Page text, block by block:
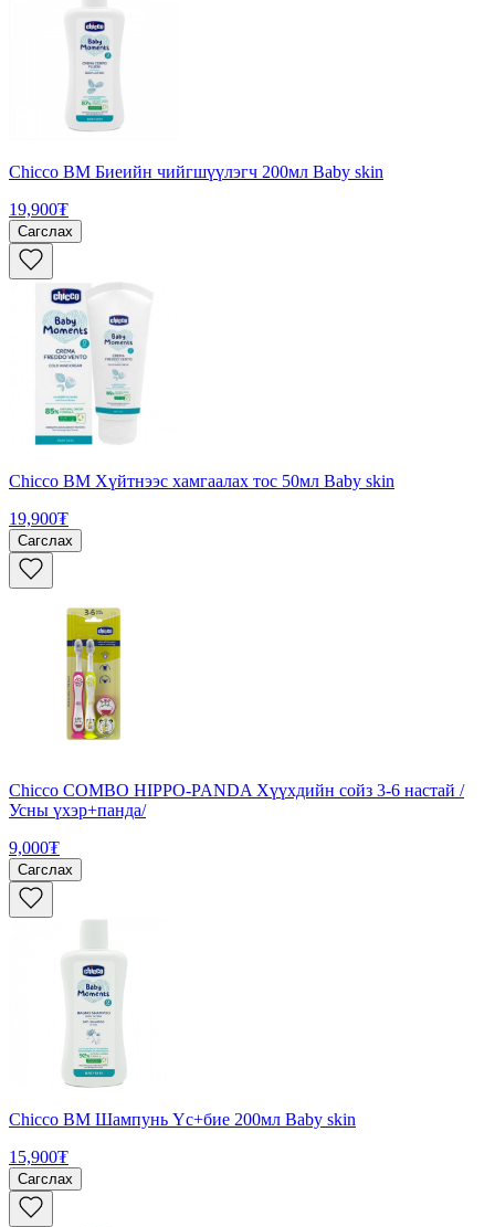
Chicco BM Биеийн чийгшүүлэгч 200мл Baby skin
19,900₮
Сагслах
Chicco BM Хүйтнээс хамгаалах тос 50мл Baby skin
19,900₮
Сагслах
Chicco COMBO HIPPO-PANDA Хүүхдийн сойз 3-6 настай /
Усны үхэр+панда/
9,000₮
Сагслах
Chicco BM Шампунь Үс+бие 200мл Baby skin
15,900₮
Сагслах